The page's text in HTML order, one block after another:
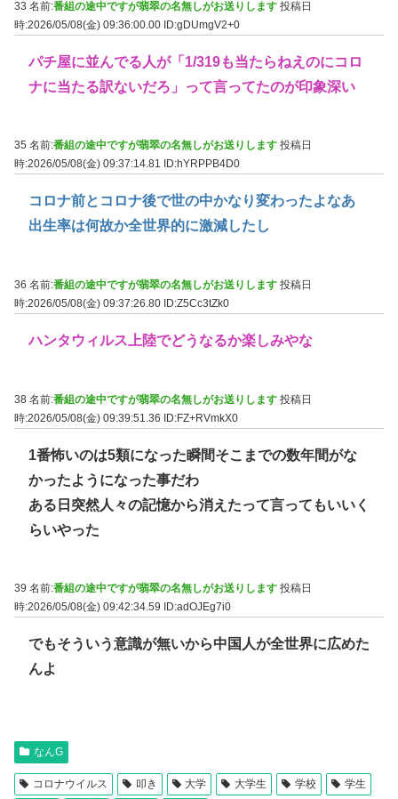
33 名前:番組の途中ですが翡翠の名無しがお送りします 投稿日
時:2026/05/08(金) 09:36:00.00 ID:gDUmgV2+0
パチ屋に並んでる人が「1/319も当たらねえのにコロ
ナに当たる訳ないだろ」って言ってたのが印象深い
35 名前:番組の途中ですが翡翠の名無しがお送りします 投稿日
時:2026/05/08(金) 09:37:14.81
ID:hYRPPB4D0
コロナ前とコロナ後で世の中かなり変わったよなあ
出生率は何故か全世界的に激減したし
36 名前:番組の途中ですが翡翠の名無しがお送りします 投稿日
時:2026/05/08(金) 09:37:26.80 ID:Z5Cc3tZk0
ハンタウィルス上陸でどうなるか楽しみやな
38 名前:番組の途中ですが翡翠の名無しがお送りします 投稿日
時:2026/05/08(金) 09:39:51.36 ID:FZ+RVmkX0
1番怖いのは5類になった瞬間そこまでの数年間がな
かったようになった事だわ
ある日突然人々の記憶から消えたって言ってもいいく
らいやった
39 名前:番組の途中ですが翡翠の名無しがお送りします 投稿日
時:2026/05/08(金) 09:42:34.59
ID:adOJEg7i0
でもそういう意識が無いから中国人が全世界に広めた
んよ
なんG
コロナウイルス 叩き 大学 大学生 学校
学生